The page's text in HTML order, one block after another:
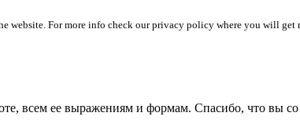
website. For more info check our privacy policy where you will get
всем ее выражениям и формам. Спасибо, что вы